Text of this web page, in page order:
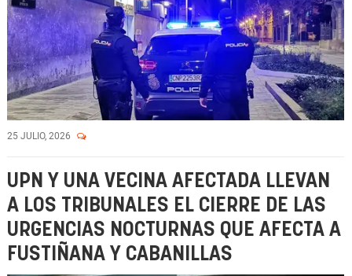
25 JULIO, 2026
UPN Y UNA VECINA AFECTADA LLEVAN
A LOS TRIBUNALES EL CIERRE DE LAS
URGENCIAS NOCTURNAS QUE AFECTA A
FUSTIÑANA Y CABANILLAS